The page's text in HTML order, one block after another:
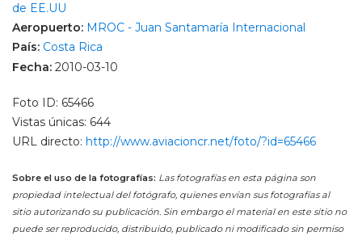
de EE.UU
Aeropuerto: MROC - Juan Santamaría Internacional
País: Costa Rica
Fecha: 2010-03-10
Foto ID: 65466
Vistas únicas: 644
URL directo: http://www.aviacioncr.net/foto/?id=65466
Sobre el uso de la fotografías: Las fotografías en esta página son
propiedad intelectual del fotógrafo, quienes envían sus fotografías al
sitio autorizando su publicación. Sin embargo el material en este sitio no
puede ser reproducido, distribuido, publicado ni modificado sin permiso